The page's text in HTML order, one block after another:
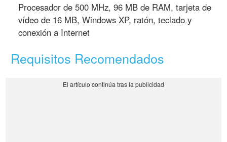
Procesador de 500 MHz, 96 MB de RAM, tarjeta de
vídeo de 16 MB, Windows XP, ratón, teclado y
conexión a Internet
Requisitos Recomendados